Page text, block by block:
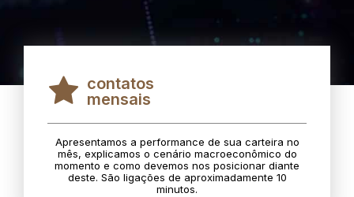
contatos
mensais
Apresentamos a performance de sua carteira no
mês, explicamos o cenário macroeconômico do
momento e como devemos nos posicionar diante
deste. São ligações de aproximadamente 10
minutos.